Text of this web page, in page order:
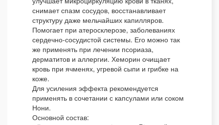
снимает спазм сосудов, восстанавливает
структуру даже мельчайших капилляров.
Помогает при атеросклерозе, заболеваниях
сердечно-сосудистой системы. Его можно так
же применять при лечении псориаза,
дерматитов и аллергии. Хеморин очищает
кровь при ячменях, угревой сыпи и грибке на
коже.
Для усиления эффекта рекомендуется
применять в сочетании с капсулами или соком
Нони.
Основной состав: